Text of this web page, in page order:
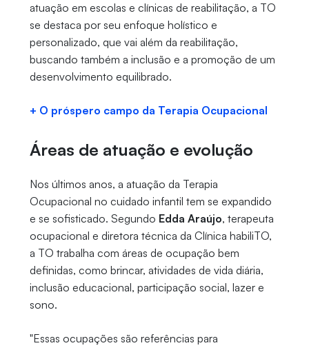
atuação em escolas e clínicas de reabilitação, a TO
se destaca por seu enfoque holístico e
personalizado, que vai além da reabilitação,
buscando também a inclusão e a promoção de um
desenvolvimento equilibrado.
+ O próspero campo da Terapia Ocupacional
Áreas de atuação e evolução
Nos últimos anos, a atuação da Terapia
Ocupacional no cuidado infantil tem se expandido
e se sofisticado. Segundo Edda Araújo, terapeuta
ocupacional e diretora técnica da Clínica habiliTO,
a TO trabalha com áreas de ocupação bem
definidas, como brincar, atividades de vida diária,
inclusão educacional, participação social, lazer e
sono.
"Essas ocupações são referências para